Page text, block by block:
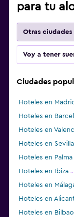
para tu
Otras ciudades
Voy a tener
Ciudades
Hoteles en
Hoteles en
Hoteles en
Hoteles en Sevilla
Hoteles en Palma
Hoteles en Ibiza
Hoteles en
Hoteles en
Hoteles en Bilbao